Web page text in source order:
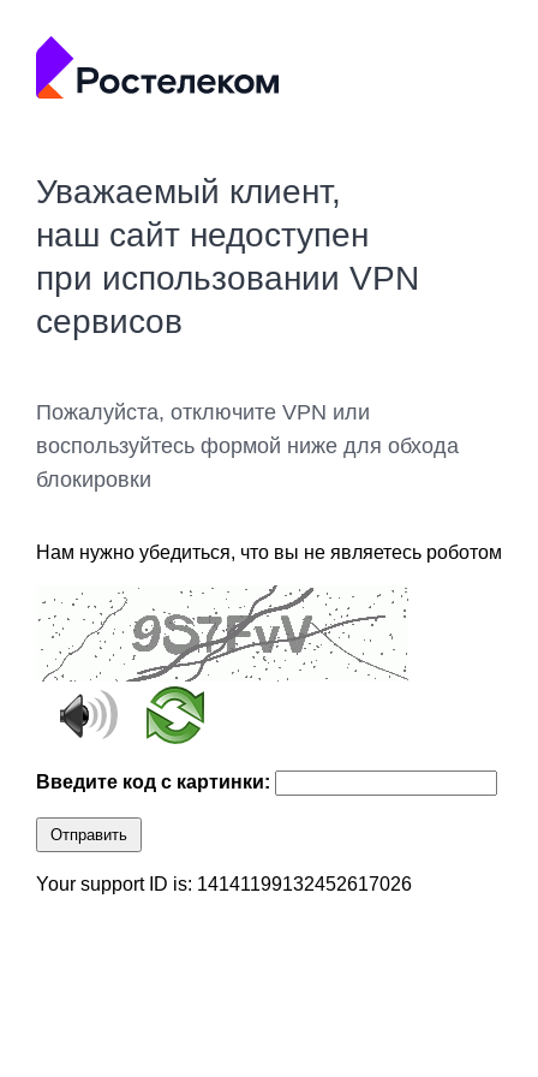
Уважаемый клиент,
наш сайт недоступен
при использовании VPN
сервисов
Пожалуйста, отключите VPN или
воспользуйтесь формой ниже для обхода
блокировки
Нам нужно убедиться, что вы не являетесь роботом
Введите код с картинки:
Отправить
Your support ID is: 14141199132452617026